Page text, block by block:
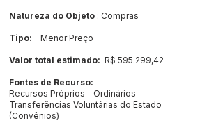
Natureza do Objeto : Compras
Tipo: Menor Preço
Valor total estimado: R$ 595.299,42
Fontes de Recurso:
Recursos Próprios - Ordinários
Transferências Voluntárias do Estado
(Convênios)